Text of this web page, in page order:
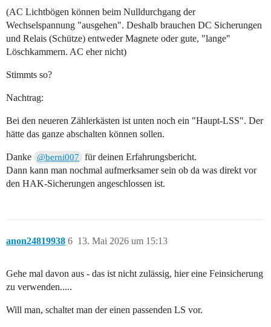
(AC Lichtbögen können beim Nulldurchgang der
Wechselspannung "ausgehen". Deshalb brauchen DC Sicherungen
und Relais (Schütze) entweder Magnete oder gute, "lange"
Löschkammern. AC eher nicht)
Stimmts so?
Nachtrag:
Bei den neueren Zählerkästen ist unten noch ein "Haupt-LSS". Der
hätte das ganze abschalten können sollen.
Danke @berni007
für deinen Erfahrungsbericht.
Dann kann man nochmal aufmerksamer sein ob da was direkt vor
den HAK-Sicherungen angeschlossen ist.
anon24819938 13. Mai 2026 um 15:13
6
Gehe mal davon aus - das ist nicht zulässig, hier eine Feinsicherung
zu verwenden.....
Will man, schaltet man der einen passenden LS vor.